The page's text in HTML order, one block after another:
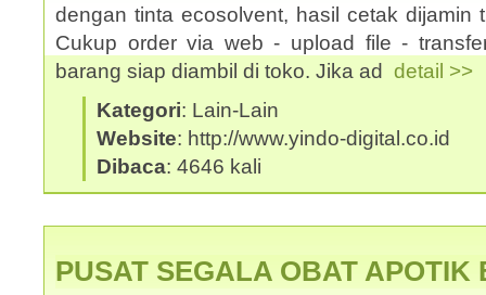
dengan tinta ecosolvent, hasil cetak dijamin
Cukup order via web - upload file -
barang siap diambil di toko. Jika ad detail >>
Kategori: Lain-Lain
Website: http://www.yindo-digital.co.id
Dibaca: 4646 kali
PUSAT SEGALA OBAT APOTIK